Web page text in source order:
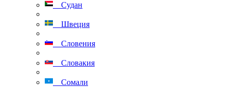
Судан
Швеция
Словения
Словакия
Сомали